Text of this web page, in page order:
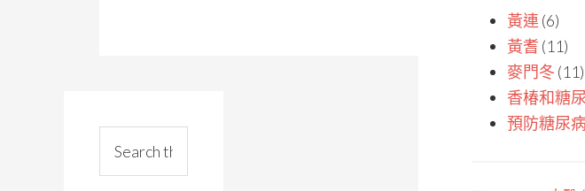
黃連 (6)
黃耆 (11)
麥門冬 (11)
香椿和糖
預防糖尿